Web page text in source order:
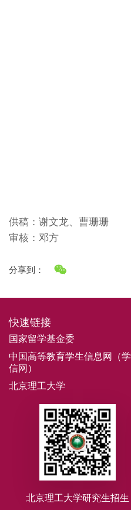
供稿：谢文龙、曹珊珊
审核：邓方
分享到：
快速链接
国家留学基金委
中国高等教育学生信息网（学
信网）
北京理工大学
北京理工大学研究生招生